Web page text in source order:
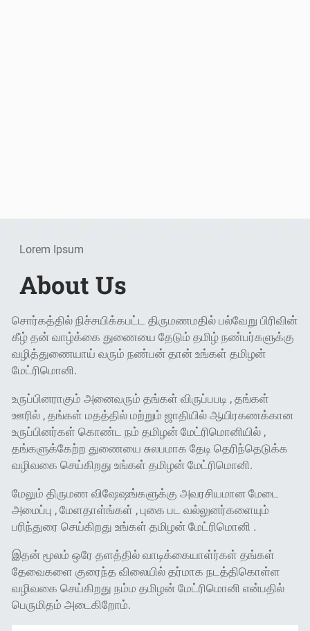
Lorem Ipsum
About Us
சொர்கத்தில் நிச்சயிக்கபட்ட திருமணமதில் பல்வேறு பிரிவின்
கீழ் தன் வாழ்க்கை துணையை தேடும் தமிழ் நண்பர்களுக்கு
வழித்துணையாய் வரும் நண்பன் தான் உங்கள் தமிழன்
மேட்ரிமொனி.
உருப்பினராகும் அனைவரும் தங்கள் விருப்பபடி , தங்கள்
ஊரில் , தங்கள் மதத்தில் மற்றும் ஜாதியில் ஆயிரகணக்கான
உருப்பினர்கள் கொண்ட நம் தமிழன் மேட்ரிமொனியில் ,
தங்களுக்கேற்ற துணையை சுலபமாக தேடி தெரிந்தெடுக்க
வழிவகை செய்கிறது உங்கள் தமிழன் மேட்ரிமொனி.
மேலும் திருமண விஷேஷங்களுக்கு அவரசியமான மேடை
அமைப்பு , மேளதாள்ங்கள் , புகை பட வல்லுனர்களையும்
பரிந்துரை செய்கிறது உங்கள் தமிழன் மேட்ரிமொனி .
இதன் மூலம் ஒரே தளத்தில் வாடிக்கையாள்ர்கள் தங்கள்
தேவைகளை குரைந்த விலையில் தர்மாக நடத்திகொள்ள
வழிவகை செய்கிறது நம்ம தமிழன் மேட்ரிமொனி என்பதில்
பெருமிதம் அடைகிறோம்.